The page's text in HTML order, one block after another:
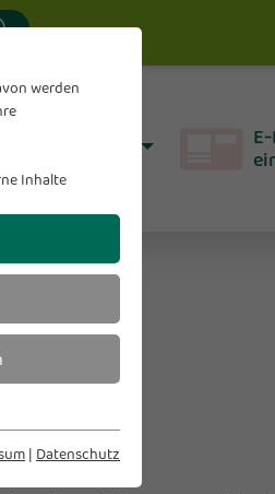
werden
Inhalte
| Datenschutz
Schwangerschaft &
Inkontinenzberatung
Pflegedienste